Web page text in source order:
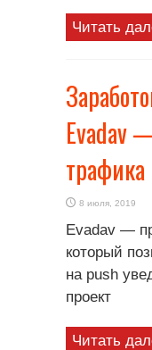
Читать
Evadav
трафика
8 июля, 2019
Evadav —
который
на push
проект
Читать